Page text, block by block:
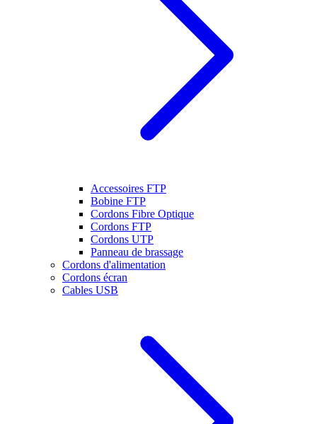
Accessoires FTP
Bobine FTP
Cordons Fibre Optique
Cordons FTP
Cordons UTP
Panneau de brassage
Cordons d'alimentation
Cordons écran
Cables USB